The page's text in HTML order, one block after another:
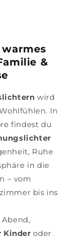
&
wird
In
findest du
Ruhe
in die
– vom
bis ins
Kinder oder